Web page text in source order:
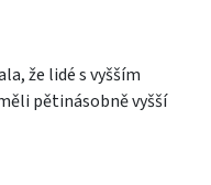
že lidé s vyšším
pětinásobně vyšší